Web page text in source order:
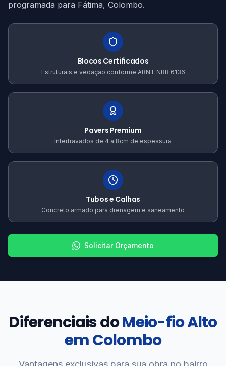
programada para Fátima, Colombo.
Blocos Certificados
Estruturais e vedação conforme ABNT NBR 6136
Pavers Premium
Intertravados de 4 a 8cm de espessura
Tubos e Calhas
Concreto armado para drenagem e saneamento
Solicitar Orçamento
Diferenciais doMeio-fio Alto
em Colombo